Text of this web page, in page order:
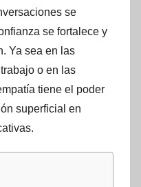
se
se fortalece y
Ya sea en las
o en las
tiene el poder
superficial en